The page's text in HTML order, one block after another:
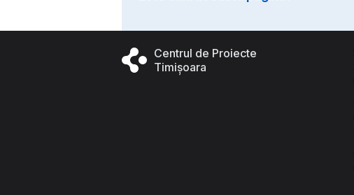
Centrul de Proiecte
Timișoara